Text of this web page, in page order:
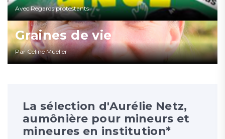
Avec Regards protestants
Graines de vie
Par Céline Mueller
La sélection d'Aurélie Netz,
aumônière pour mineurs et
mineures en institution*